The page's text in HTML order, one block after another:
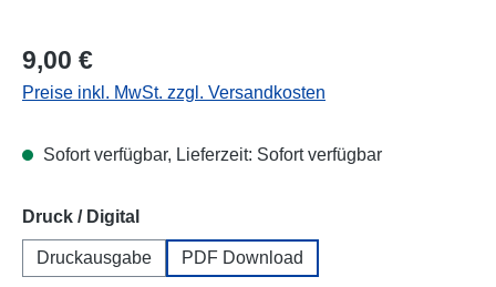
Regulärer Preis:
9,00 €
Preise inkl. MwSt. zzgl. Versandkosten
Sofort verfügbar, Lieferzeit: Sofort verfügbar
Druck / Digitalauswählen
Druckausgabe PDF Download